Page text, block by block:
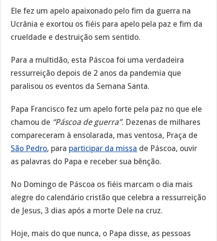
Ele fez um apelo apaixonado pelo fim da guerra na
Ucrânia e exortou os fiéis para apelo pela paz e fim da
crueldade e destruição sem sentido.
Para a multidão, esta Páscoa foi uma verdadeira
ressurreição depois de 2 anos da pandemia que
paralisou os eventos da Semana Santa.
Papa Francisco fez um apelo forte pela paz no que ele
chamou de “Páscoa de guerra”. Dezenas de milhares
compareceram à ensolarada, mas ventosa, Praça de
São Pedro, para participar da missa de Páscoa, ouvir
as palavras do Papa e receber sua bênção.
No Domingo de Páscoa os fiéis marcam o dia mais
alegre do calendário cristão que celebra a ressurreição
de Jesus, 3 dias após a morte Dele na cruz.
Hoje, mais do que nunca, o Papa disse, as pessoas